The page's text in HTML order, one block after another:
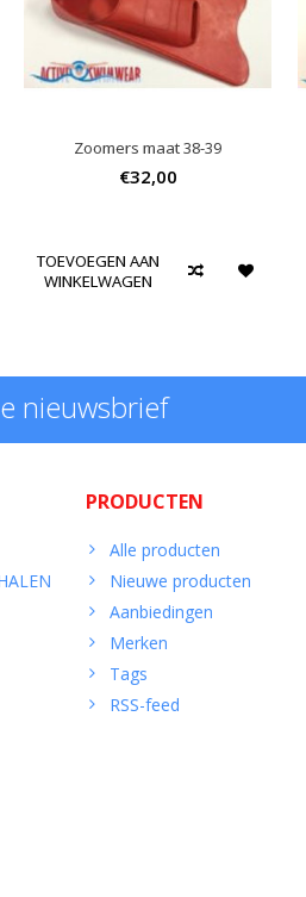
Zoomers maat 38-39
€32,00
TOEVOEGEN AAN
WINKELWAGEN
nieuwsbrief
PRODUCTEN
Alle producten
Nieuwe producten
Aanbiedingen
Merken
Tags
RSS-feed